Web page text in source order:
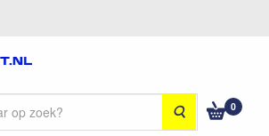
Zoeken 0